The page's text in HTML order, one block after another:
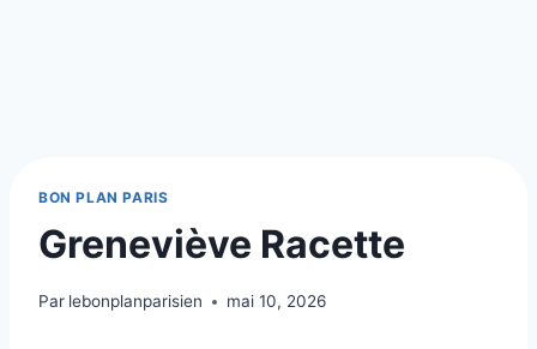
BON PLAN PARIS
Greneviève Racette
Par lebonplanparisien mai 10, 2026